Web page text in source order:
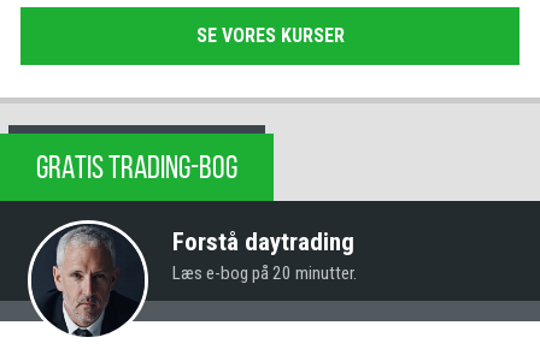
SE VORES KURSER
GRATIS TRADING-BOG
Forstå daytrading
Læs e-bog på 20 minutter.